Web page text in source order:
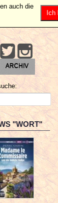
ARCHIV
"WORT"
Ich
auch die